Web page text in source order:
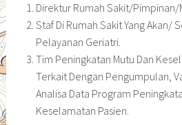
Direktur Rumah Sakit/Pimpinan/
Staf Di Rumah Sakit Yang Akan/
Pelayanan Geriatri.
Tim Peningkatan Mutu Dan
Terkait Dengan Pengumpulan,
Analisa Data Program
Keselamatan Pasien.